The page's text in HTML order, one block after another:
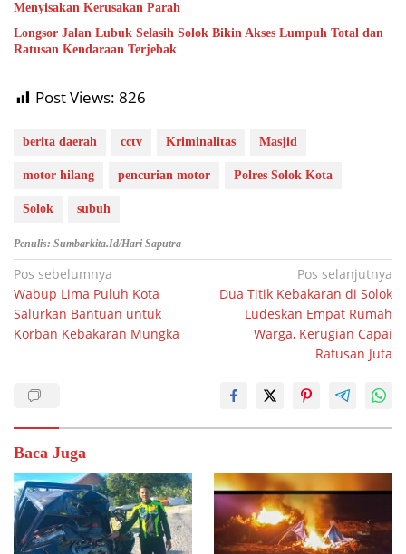
Menyisakan Kerusakan Parah
Longsor Jalan Lubuk Selasih Solok Bikin Akses Lumpuh Total dan
Ratusan Kendaraan Terjebak
Post Views: 826
berita daerah cctv Kriminalitas Masjid
motor hilang pencurian motor Polres Solok Kota
Solok subuh
Penulis: Sumbarkita.id/Hari Saputra
Navigasi
pos
Pos sebelumnya
Wabup Lima Puluh Kota
Salurkan Bantuan untuk
Korban Kebakaran Mungka
Pos selanjutnya
Dua Titik Kebakaran di Solok
Ludeskan Empat Rumah
Warga, Kerugian Capai
Ratusan Juta
Baca Juga